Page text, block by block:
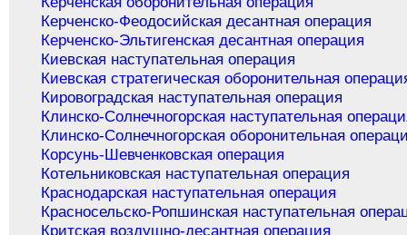
Керченско-Феодосийская десантная операция
Керченско-Эльтигенская десантная операция
Киевская наступательная операция
Киевская стратегическая оборонительная
Кировоградская наступательная операция
Клинско-Солнечногорская наступательная
Клинско-Солнечногорская оборонительная
Корсунь-Шевченковская операция
Котельниковская наступательная операция
Краснодарская наступательная операция
Красносельско-Ропшинская наступательная
Критская воздушно-десантная операция